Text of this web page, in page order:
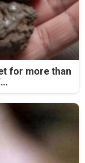
for more than